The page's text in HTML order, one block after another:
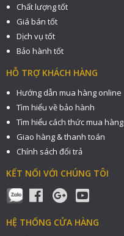
Chất lượng tốt
Giá bán tốt
Dịch vụ tốt
Bảo hành tốt
HỖ TRỢ KHÁCH HÀNG
Hướng dẫn mua hàng online
Tìm hiểu về bảo hành
Tìm hiểu cách thức mua hàng
Giao hàng & thanh toán
Chính sách đổi trả
KẾT NỐI VỚI CHÚNG TÔI
HỆ THỐNG CỬA HÀNG